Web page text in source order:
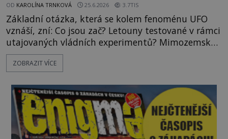
OD KAROLÍNA TRNKOVÁ 25.6.2026 3.7TIS
Základní otázka, která se kolem fenoménu UFO
vznáší, zní: Co jsou zač? Letouny testované v rámci
utajovaných vládních experimentů? Mimozemské
vesmírné lodě plnící na Zemi nám neznámý úkol?
Skokani mezi dimenzemi, putující po mostech
možnostech již desítky let vzrušeně diskutují
vědci, ufologo
ZOBRAZIT VÍCE